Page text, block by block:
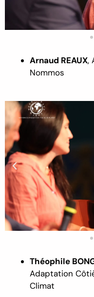
Arnaud REAUX,
Nommos
Théophile
Adaptation
Climat